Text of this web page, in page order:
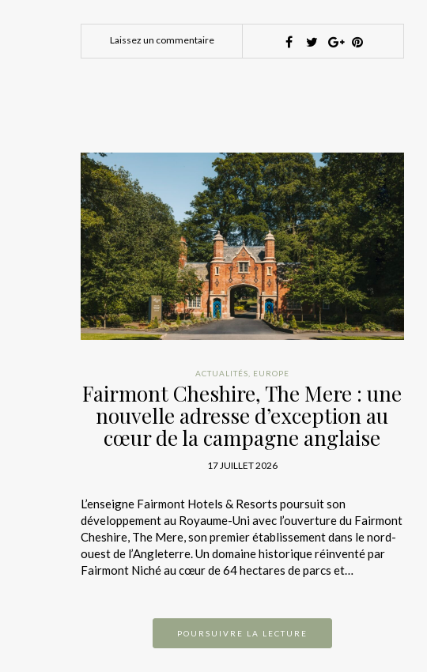
Laissez un commentaire
ACTUALITÉS EUROPE
Fairmont Cheshire, The Mere : une
nouvelle adresse d’exception au
cœur de la campagne anglaise
17 JUILLET 2026
L’enseigne Fairmont Hotels & Resorts poursuit son
développement au Royaume-Uni avec l’ouverture du Fairmont
Cheshire, The Mere, son premier établissement dans le nord-
ouest de l’Angleterre. Un domaine historique réinventé par
Fairmont Niché au cœur de 64 hectares de parcs et…
POURSUIVRE LA LECTURE